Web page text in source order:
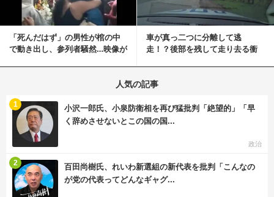
「死んだはず」の男性が棺の中
で動き出し、参列者騒然…映像が
車が真っ二つに分離して逃
走！？後部を残して走り去る衝
人気の記事
小沢一郎氏、小泉防衛相を再び猛批判「絶望的」「早
く辞めさせないとこの国の国...
政治
1
百田尚樹氏、れいわ新選組の新代表を批判「こんなの
が党の代表ってどんなギャグ...
2